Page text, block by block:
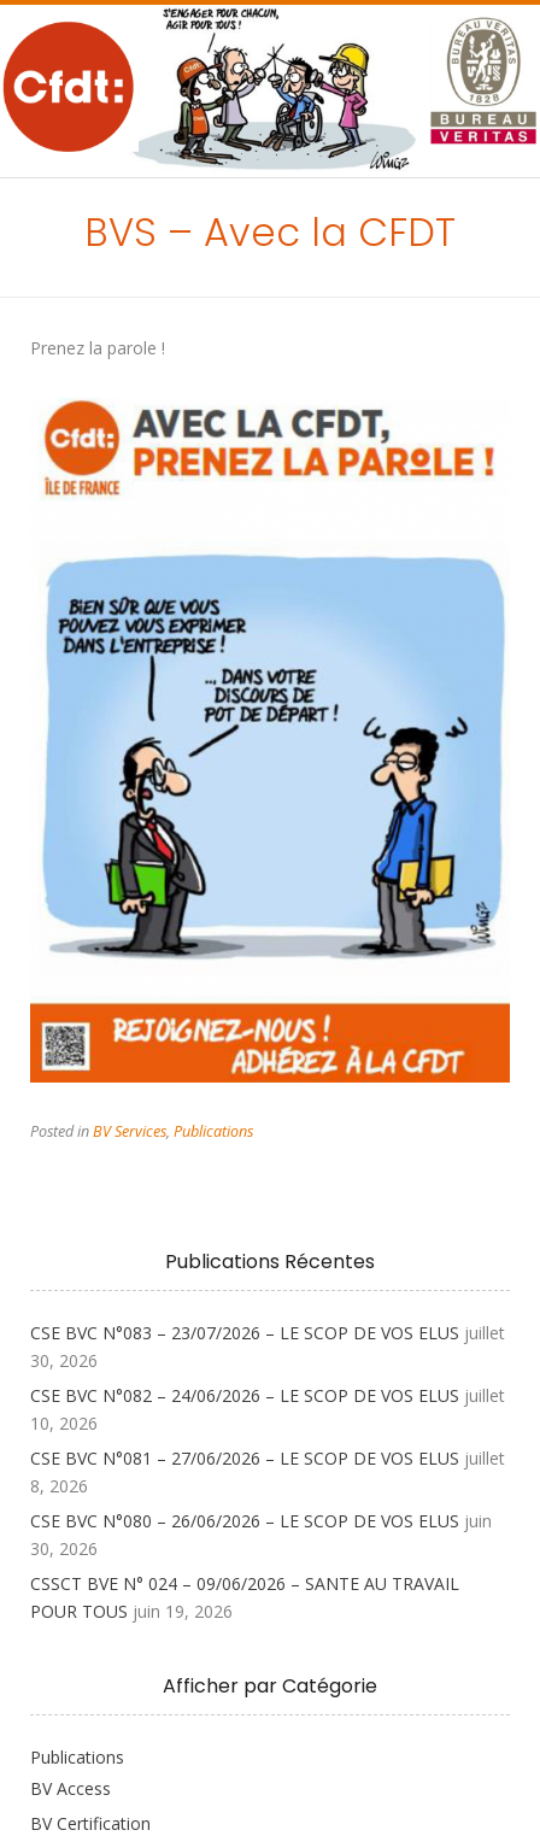
MENU
BVS – Avec la CFDT
Prenez la parole !
Posted inBV Services, Publications
Publications Récentes
CSE BVC N°083 – 23/07/2026 – LE SCOP DE VOS ELUS juillet
30, 2026
CSE BVC N°082 – 24/06/2026 – LE SCOP DE VOS ELUS juillet
10, 2026
CSE BVC N°081 – 27/06/2026 – LE SCOP DE VOS ELUS juillet
8, 2026
CSE BVC N°080 – 26/06/2026 – LE SCOP DE VOS ELUS juin
30, 2026
CSSCT BVE N° 024 – 09/06/2026 – SANTE AU TRAVAIL
POUR TOUS juin 19, 2026
Afficher par Catégorie
Publications
BV Access
BV Certification